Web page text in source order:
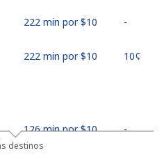
222 min por ⁦$10⁩ -
222 min por ⁦$10⁩ ⁦10¢⁩
126 min por ⁦$10⁩ -
destinos